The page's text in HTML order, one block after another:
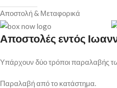
Αποστολή & Μεταφορικά
Αποστολές εντός
Υπάρχουν δύο τρόποι παραλαβής
Παραλαβή από το κατάστημα.